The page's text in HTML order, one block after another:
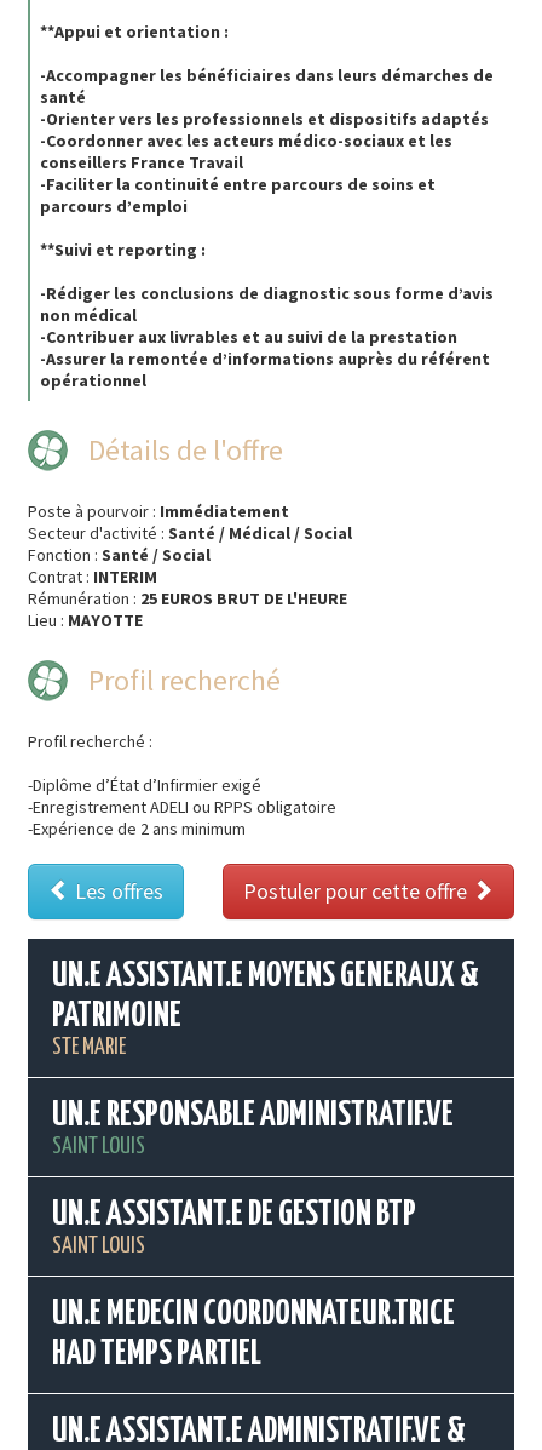
**Appui et orientation :
-Accompagner les bénéficiaires dans leurs démarches de
santé
-Orienter vers les professionnels et dispositifs adaptés
-Coordonner avec les acteurs médico-sociaux et les
conseillers France Travail
-Faciliter la continuité entre parcours de soins et
parcours d’emploi
**Suivi et reporting :
-Rédiger les conclusions de diagnostic sous forme d’avis
non médical
-Contribuer aux livrables et au suivi de la prestation
-Assurer la remontée d’informations auprès du référent
opérationnel
Détails de l'offre
Poste à pourvoir : Immédiatement
Secteur d'activité : Santé / Médical / Social
Fonction : Santé / Social
Contrat : INTERIM
Rémunération : 25 EUROS BRUT DE L'HEURE
Lieu : MAYOTTE
Profil recherché
Profil recherché :
-Diplôme d’État d’Infirmier exigé
-Enregistrement ADELI ou RPPS obligatoire
-Expérience de 2 ans minimum
Postuler pour cette offre
Les offres
UN.E ASSISTANT.E MOYENS GENERAUX &
PATRIMOINE
STE MARIE
UN.E RESPONSABLE ADMINISTRATIF.VE
SAINT LOUIS
UN.E ASSISTANT.E DE GESTION BTP
SAINT LOUIS
UN.E MEDECIN COORDONNATEUR.TRICE
HAD TEMPS PARTIEL
UN.E ASSISTANT.E ADMINISTRATIF.VE &